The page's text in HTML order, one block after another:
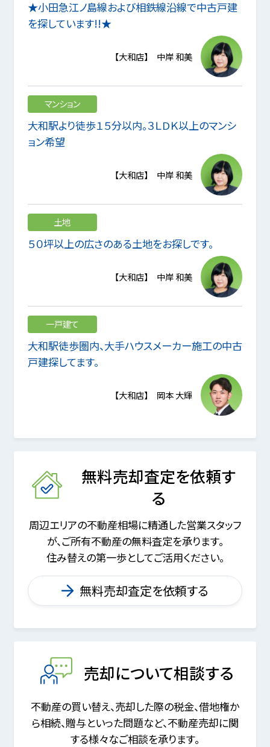
★小田急江ノ島線および相鉄線沿線で中古戸建
を探しています!!★
【大和店】 中岸 和美
マンション
大和駅より徒歩１５分以内。３ＬＤＫ以上のマンシ
ョン希望
【大和店】 中岸 和美
土地
５０坪以上の広さのある土地をお探しです。
【大和店】 中岸 和美
一戸建て
大和駅徒歩圏内、大手ハウスメーカー施工の中古
戸建探してます。
【大和店】 岡本 大輝
無料売却査定を依頼す
る
周辺エリアの不動産相場に精通した営業スタッフ
が、ご所有不動産の無料査定を承ります。
住み替えの第一歩としてご活用ください。
無料売却査定を依頼する
売却について相談する
不動産の買い替え、売却した際の税金、借地権か
ら相続、贈与といった問題など、不動産売却に関
する様々なご相談を承ります。